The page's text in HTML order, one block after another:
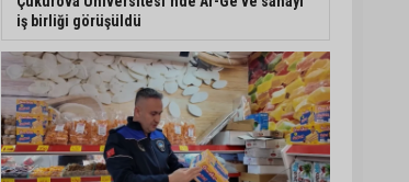
heyecanı
Ceyhan’da Necdet
Sevinç Parkı’nda bakım
çalışması
iş birliği görüşüldü